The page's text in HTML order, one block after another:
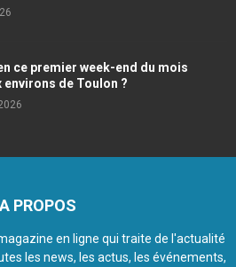
ce premier week-end du mois
environs de Toulon ?
A PROPOS
en ligne qui traite de l'actualité
les news, les actus, les événements,